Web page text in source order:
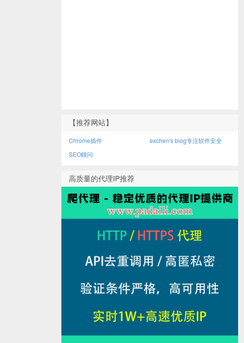
【推荐网站】
Chrome插件
exchen's blog专注软件安全
SEO顾问
高质量的代理IP推荐